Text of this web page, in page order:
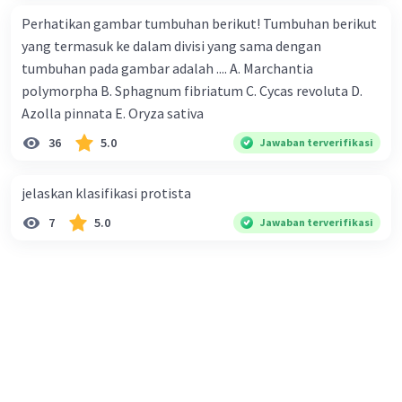
fungsinya.
Beri Rating·0.0( 0) Balas
Perhatikan gambar tumbuhan berikut! Tumbuhan berikut
yang termasuk ke dalam divisi yang sama dengan
tumbuhan pada gambar adalah .... A. Marchantia
polymorpha B. Sphagnum fibriatum C. Cycas revoluta D.
Azolla pinnata E. Oryza sativa
36 5.0 Jawaban terverifikasi
jelaskan klasifikasi protista
7 5.0 Jawaban terverifikasi